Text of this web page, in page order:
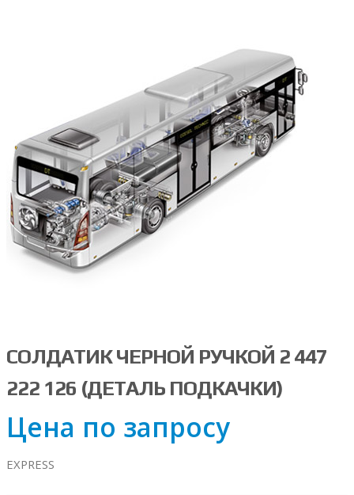
СОЛДАТИК ЧЕРНОЙ РУЧКОЙ 2 447
222 126 (ДЕТАЛЬ ПОДКАЧКИ)
Цена по запросу
EXPRESS